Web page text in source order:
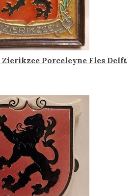
Zierikzee Porceleyne Fles Delft